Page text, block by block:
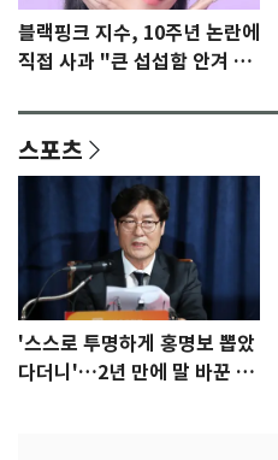
블랙핑크 지수, 10주년 논란에
직접 사과 "큰 섭섭함 안겨 미
스포츠
'스스로 투명하게 홍명보 뽑았
다더니'…2년 만에 말 바꾼 이